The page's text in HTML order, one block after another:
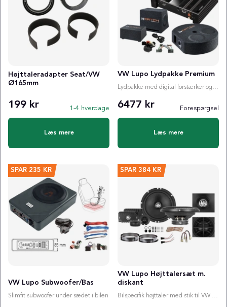
Højttaleradapter Seat/VW
Ø165mm
199 kr 1-4 hverdage
Læs mere
VW Lupo Lydpakke Premium
Lydpakke med digital forstærker og valgfri subwoofer
6477 kr Forespørgsel
Læs mere
SPAR 235 KR
VW Lupo Subwoofer/Bas
Slimfit subwoofer under sædet i bilen
SPAR 384 KR
VW Lupo Højttalersæt m.
diskant
Bilspecifik højttaler med stik til VW Lupo